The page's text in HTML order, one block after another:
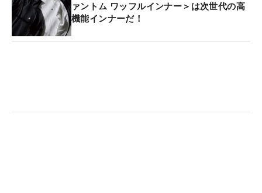
ァントム ワッフルインナー＞は次世代の高
機能インナーだ！